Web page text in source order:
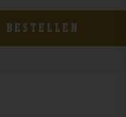
BESTELLEN